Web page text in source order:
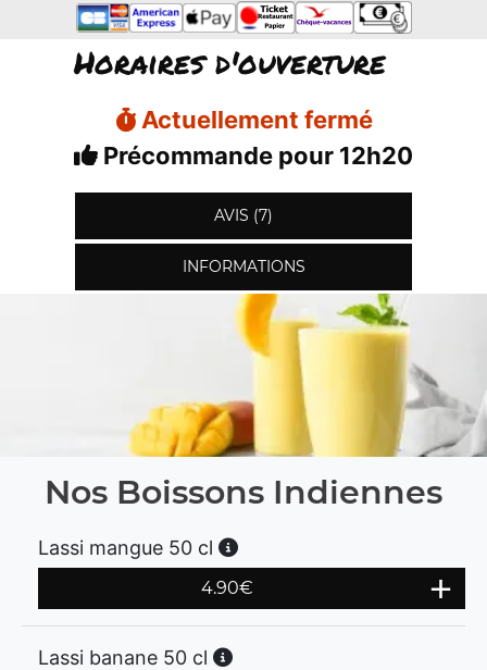
Horaires d'ouverture
Actuellement fermé
Précommande pour 12h20
AVIS (7)
INFORMATIONS
Nos Boissons Indiennes
Lassi mangue 50 cl
4.90€
Lassi banane 50 cl